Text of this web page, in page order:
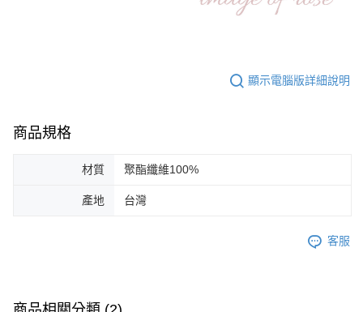
顯示電腦版詳細說明
商品規格
材質 聚酯纖維100%
產地 台灣
客服